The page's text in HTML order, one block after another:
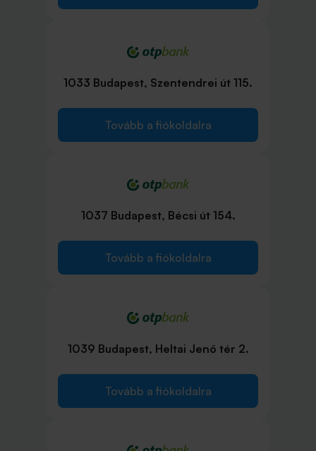
1033 Budapest, Szentendrei út 115.
Tovább a fiókoldalra
1037 Budapest, Bécsi út 154.
Tovább a fiókoldalra
1039 Budapest, Heltai Jenő tér 2.
Tovább a fiókoldalra